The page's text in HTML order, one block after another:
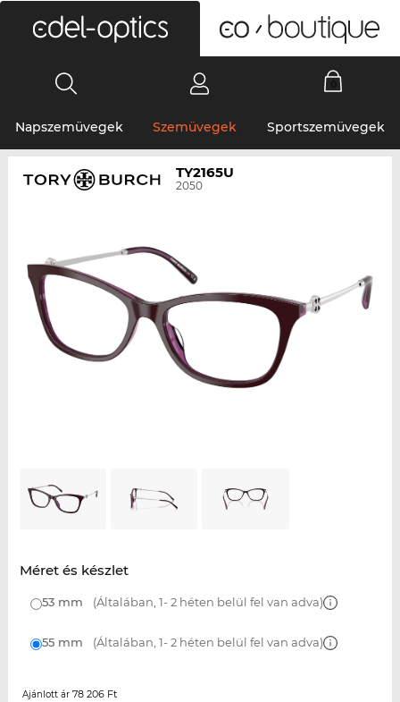
Napszemüvegek Szemüvegek Sportszemüvegek
TY2165U
2050
Méret és készlet
53 mm (Általában, 1- 2 héten belül fel van adva)
55 mm (Általában, 1- 2 héten belül fel van adva)
Ajánlott ár 78 206 Ft